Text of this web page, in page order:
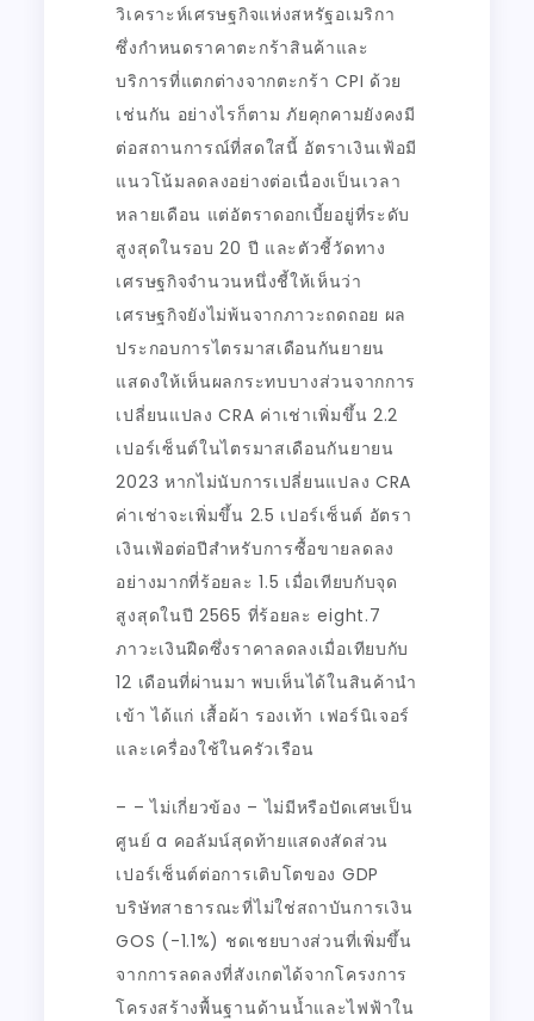
วิเคราะห์เศรษฐกิจแห่งสหรัฐอเมริกา
ซึ่งกำหนดราคาตะกร้าสินค้าและ
บริการที่แตกต่างจากตะกร้า CPI ด้วย
เช่นกัน อย่างไรก็ตาม ภัยคุกคามยังคงมี
ต่อสถานการณ์ที่สดใสนี้ อัตราเงินเฟ้อมี
แนวโน้มลดลงอย่างต่อเนื่องเป็นเวลา
หลายเดือน แต่อัตราดอกเบี้ยอยู่ที่ระดับ
สูงสุดในรอบ 20 ปี และตัวชี้วัดทาง
เศรษฐกิจจำนวนหนึ่งชี้ให้เห็นว่า
เศรษฐกิจยังไม่พ้นจากภาวะถดถอย ผล
ประกอบการไตรมาสเดือนกันยายน
แสดงให้เห็นผลกระทบบางส่วนจากการ
เปลี่ยนแปลง CRA ค่าเช่าเพิ่มขึ้น 2.2
เปอร์เซ็นต์ในไตรมาสเดือนกันยายน
2023 หากไม่นับการเปลี่ยนแปลง CRA
ค่าเช่าจะเพิ่มขึ้น 2.5 เปอร์เซ็นต์ อัตรา
เงินเฟ้อต่อปีสำหรับการซื้อขายลดลง
อย่างมากที่ร้อยละ 1.5 เมื่อเทียบกับจุด
สูงสุดในปี 2565 ที่ร้อยละ eight.7
ภาวะเงินฝืดซึ่งราคาลดลงเมื่อเทียบกับ
12 เดือนที่ผ่านมา พบเห็นได้ในสินค้านำ
เข้า ได้แก่ เสื้อผ้า รองเท้า เฟอร์นิเจอร์
และเครื่องใช้ในครัวเรือน
– – ไม่เกี่ยวข้อง – ไม่มีหรือปัดเศษเป็น
ศูนย์ a คอลัมน์สุดท้ายแสดงสัดส่วน
เปอร์เซ็นต์ต่อการเติบโตของ GDP
บริษัทสาธารณะที่ไม่ใช่สถาบันการเงิน
GOS (-1.1%) ชดเชยบางส่วนที่เพิ่มขึ้น
จากการลดลงที่สังเกตได้จากโครงการ
โครงสร้างพื้นฐานด้านน้ำและไฟฟ้าใน